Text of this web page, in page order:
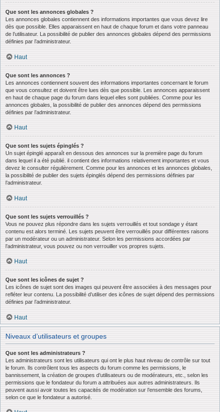
Que sont les annonces globales ?
Les annonces globales contiennent des informations importantes que vous devez lire
dès que possible. Elles apparaissent en haut de chaque forum et dans votre panneau
de l’utilisateur. La possibilité de publier des annonces globales dépend des permissions
définies par l’administrateur.
Haut
Que sont les annonces ?
Les annonces contiennent souvent des informations importantes concernant le forum
que vous consultez et doivent être lues dès que possible. Les annonces apparaissent
en haut de chaque page du forum dans lequel elles sont publiées. Comme pour les
annonces globales, la possibilité de publier des annonces dépend des permissions
définies par l’administrateur.
Haut
Que sont les sujets épinglés ?
Un sujet épinglé apparaît en dessous des annonces sur la première page du forum
dans lequel il a été publié. il contient des informations relativement importantes et vous
devez le consulter régulièrement. Comme pour les annonces et les annonces globales,
la possibilité de publier des sujets épinglés dépend des permissions définies par
l’administrateur.
Haut
Que sont les sujets verrouillés ?
Vous ne pouvez plus répondre dans les sujets verrouillés et tout sondage y étant
contenu est alors terminé. Les sujets peuvent être verrouillés pour différentes raisons
par un modérateur ou un administrateur. Selon les permissions accordées par
l’administrateur, vous pouvez ou non verrouiller vos propres sujets.
Haut
Que sont les icônes de sujet ?
Les icônes de sujet sont des images qui peuvent être associées à des messages pour
refléter leur contenu. La possibilité d’utiliser des icônes de sujet dépend des permissions
définies par l’administrateur.
Haut
Niveaux d’utilisateurs et groupes
Que sont les administrateurs ?
Les administrateurs sont les utilisateurs qui ont le plus haut niveau de contrôle sur tout
le forum. Ils contrôlent tous les aspects du forum comme les permissions, le
bannissement, la création de groupes d’utilisateurs ou de modérateurs, etc., selon les
permissions que le fondateur du forum a attribuées aux autres administrateurs. Ils
peuvent aussi avoir toutes les capacités de modération sur l’ensemble des forums,
selon ce que le fondateur a autorisé.